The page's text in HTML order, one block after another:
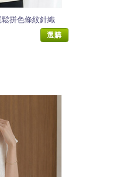
拼色條紋針織
選購